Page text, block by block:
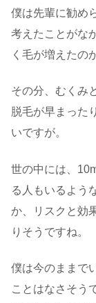
僕は先輩に勧め
考えたことがな
く毛が増えたの
その分、むくみ
脱毛が早まった
いですが。
世の中には、
る人もいるよう
か、リスクと効
りそうですね。
僕は今のままで
ことはなさそう